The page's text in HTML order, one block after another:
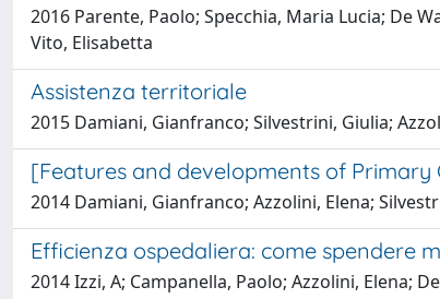
2016 Parente, Paolo; Specchia, Maria Lucia; De
Vito, Elisabetta
Assistenza territoriale
2015 Damiani, Gianfranco; Silvestrini, Giulia;
[Features and developments of Primary
2014 Damiani, Gianfranco; Azzolini, Elena;
Efficienza ospedaliera: come spendere
2014 Izzi, A; Campanella, Paolo; Azzolini, Elena;